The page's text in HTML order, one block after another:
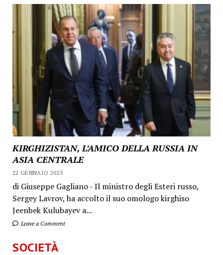
KIRGHIZISTAN, L’AMICO DELLA RUSSIA IN
ASIA CENTRALE
22 GENNAIO 2025
di Giuseppe Gagliano - Il ministro degli Esteri russo,
Sergey Lavrov, ha accolto il suo omologo kirghiso
Jeenbek Kulubayev a...
Leave a Comment
SOCIETÀ